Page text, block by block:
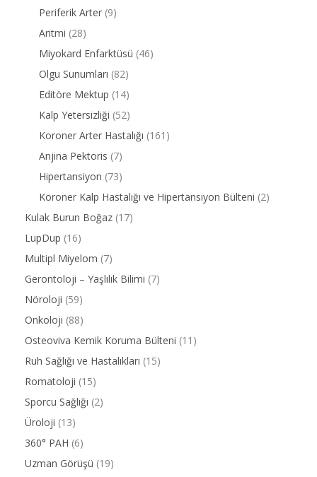
Periferik Arter (9)
Aritmi (28)
Miyokard Enfarktüsü (46)
Olgu Sunumları (82)
Editöre Mektup (14)
Kalp Yetersizliği (52)
Koroner Arter Hastalığı (161)
Anjina Pektoris (7)
Hipertansiyon (73)
Koroner Kalp Hastalığı ve Hipertansiyon Bülteni (2)
Kulak Burun Boğaz (17)
LupDup (16)
Multipl Miyelom (7)
Gerontoloji – Yaşlılık Bilimi (7)
Nöroloji (59)
Onkoloji (88)
Osteoviva Kemik Koruma Bülteni (11)
Ruh Sağlığı ve Hastalıkları (15)
Romatoloji (15)
Sporcu Sağlığı (2)
Üroloji (13)
360° PAH (6)
Uzman Görüşü (19)